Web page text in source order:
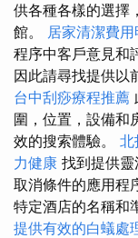
供各種各樣的選擇
館。 居家清潔費
程序中客戶意見和
因此請尋找提供以
台中刮痧療程推薦
圍，位置，設備和
效的搜索體驗。 北
力健康 找到提供
取消條件的應用程
特定酒店的名稱和
提供有效的白蟻處